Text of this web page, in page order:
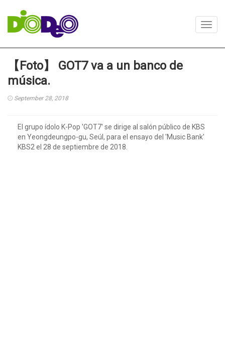
【Foto】 GOT7 va a un banco de
música.
September 28, 2018
El grupo ídolo K-Pop 'GOT7' se dirige al salón público de KBS
en Yeongdeungpo-gu, Seúl, para el ensayo del 'Music Bank'
KBS2 el 28 de septiembre de 2018.